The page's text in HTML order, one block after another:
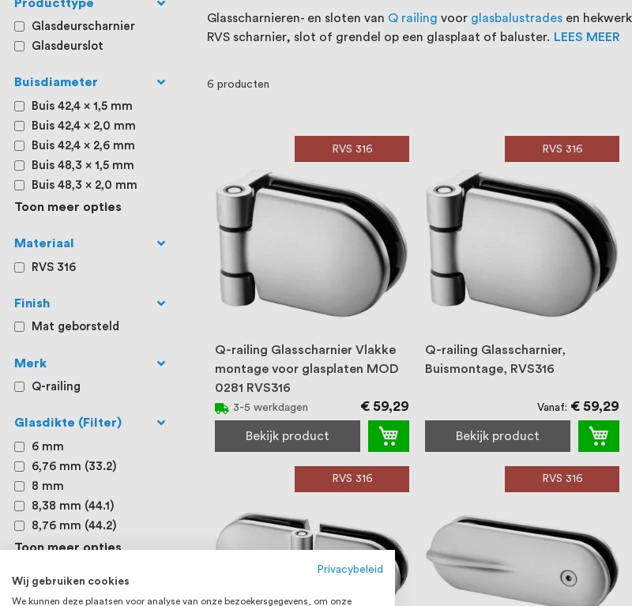
Glasscharnieren- en sloten van Q railing voor glasbalustradesen
RVS scharnier, slot of grendel op een glasplaat of baluster. LEES MEER
6 producten
RVS 316
Q-railing Glasscharnier Vlakke
montage voor glasplaten MOD
0281 RVS316
3-5 werkdagen € 59,29
Bekijk product
RVS 316
Q-railing Glasscharnier,
Buismontage, RVS316
Vanaf € 59,29
Bekijk product
RVS 316 RVS 316
Producttype
Glasdeurscharnier
Glasdeurslot
Buisdiameter
Buis 42,4 x 1,5 mm
Buis 42,4 x 2,0 mm
Buis 42,4 x 2,6 mm
Buis 48,3 x 1,5 mm
Buis 48,3 x 2,0 mm
Toon meer opties
Materiaal
RVS 316
Finish
Mat geborsteld
Merk
Q-railing
Glasdikte (Filter)
6 mm
6,76 mm (33.2)
8 mm
8,38 mm (44.1)
8,76 mm (44.2)
Toon meer opties
Privacybeleid
Wij gebruiken cookies
We kunnen deze plaatsen voor analyse van onze bezoekersgegevens, om onze